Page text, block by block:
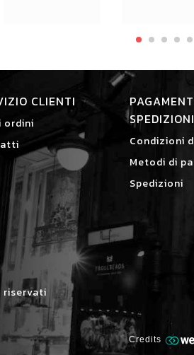
CLIENTI
ordini
SPEDIZIONI
Condizioni
Metodi di
Spedizioni
riservati
Credits